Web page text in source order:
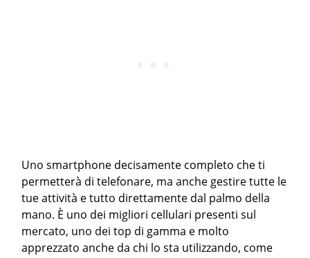
Uno smartphone decisamente completo che ti
permetterà di telefonare, ma anche gestire tutte le
tue attività e tutto direttamente dal palmo della
mano. È uno dei migliori cellulari presenti sul
mercato, uno dei top di gamma e molto
apprezzato anche da chi lo sta utilizzando, come